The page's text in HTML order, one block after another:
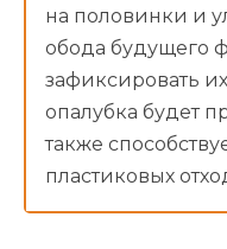
на половинки и
обода будущего
зафиксировать
опалубка будет
также
пластиковых